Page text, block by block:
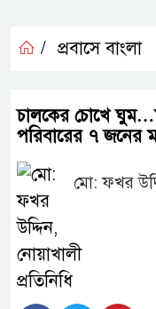
/ প্রবাসে বাংলা
চালকের চোখে
পরিবারের ৭ জনের
মো: ফখর